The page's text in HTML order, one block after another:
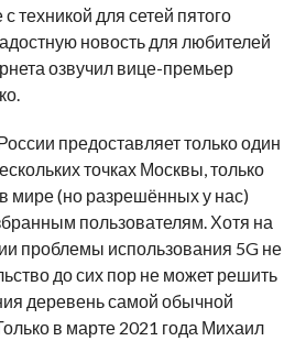
техникой для сетей пятого
новость для любителей
озвучил вице-премьер
предоставляет только один
точках Москвы, только
мире (но разрешённых у нас)
пользователям. Хотя на
проблемы использования 5G не
до сих пор не может решить
деревень самой обычной
в марте 2021 года Михаил